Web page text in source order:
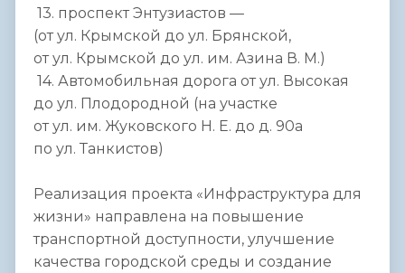
13. проспект Энтузиастов —
(от ул. Крымской до ул. Брянской,
от ул. Крымской до ул. им. Азина В. М.)
14. Автомобильная дорога от ул. Высокая
до ул. Плодородной (на участке
от ул. им. Жуковского Н. Е. до д. 90а
по ул. Танкистов)
Реализация проекта «Инфраструктура для
жизни» направлена на повышение
транспортной доступности, улучшение
качества городской среды и создание